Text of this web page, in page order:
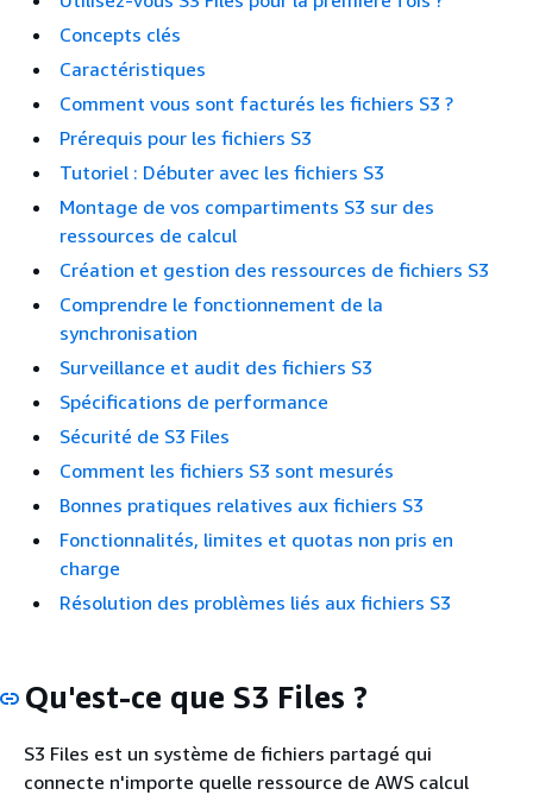
Concepts clés
Caractéristiques
Comment vous sont facturés les fichiers S3 ?
Prérequis pour les fichiers S3
Tutoriel : Débuter avec les fichiers S3
Montage de vos compartiments S3 sur des
ressources de calcul
Création et gestion des ressources de fichiers S3
Comprendre le fonctionnement de la
synchronisation
Surveillance et audit des fichiers S3
Spécifications de performance
Sécurité de S3 Files
Comment les fichiers S3 sont mesurés
Bonnes pratiques relatives aux fichiers S3
Fonctionnalités, limites et quotas non pris en
charge
Résolution des problèmes liés aux fichiers S3
Qu'est-ce que S3 Files ?
S3 Files est un système de fichiers partagé qui
connecte n'importe quelle ressource de AWS calcul